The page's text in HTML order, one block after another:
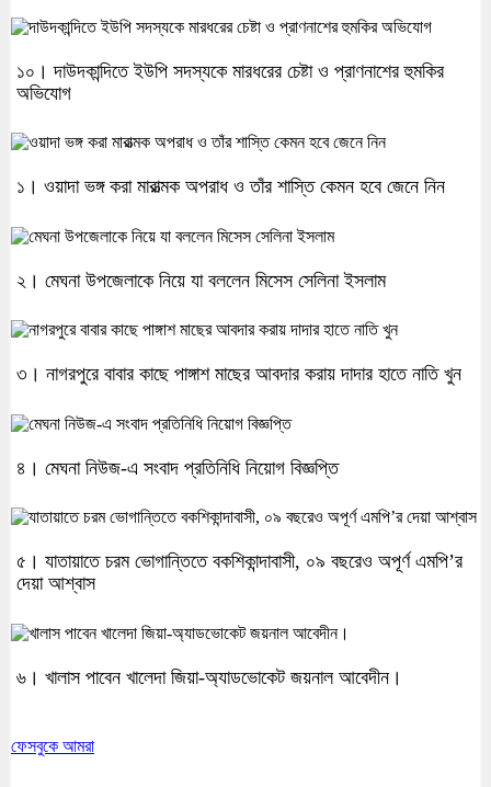
১০। দাউদকান্দিতে ইউপি সদস্যকে মারধরের চেষ্টা ও প্রাণনাশের হুমকির
অভিযোগ
১। ওয়াদা ভঙ্গ করা মারাত্মক অপরাধ ও তাঁর শাস্তি কেমন হবে জেনে নিন
২। মেঘনা উপজেলাকে নিয়ে যা বললেন মিসেস সেলিনা ইসলাম
৩। নাগরপুরে বাবার কাছে পাঙ্গাশ মাছের আবদার করায় দাদার হাতে নাতি খুন
৪। মেঘনা নিউজ-এ সংবাদ প্রতিনিধি নিয়োগ বিজ্ঞপ্তি
৫। যাতায়াতে চরম ভোগান্তিতে বকশিকান্দাবাসী, ০৯ বছরেও অপূর্ণ এমপি’র
দেয়া আশ্বাস
৬। খালাস পাবেন খালেদা জিয়া-অ্যাডভোকেট জয়নাল আবেদীন।
ফেসবুকে আমরা